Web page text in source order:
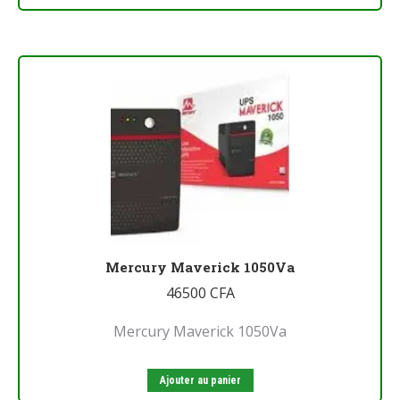
Mercury Maverick 1050Va
46500 CFA
Mercury Maverick 1050Va
Ajouter au panier